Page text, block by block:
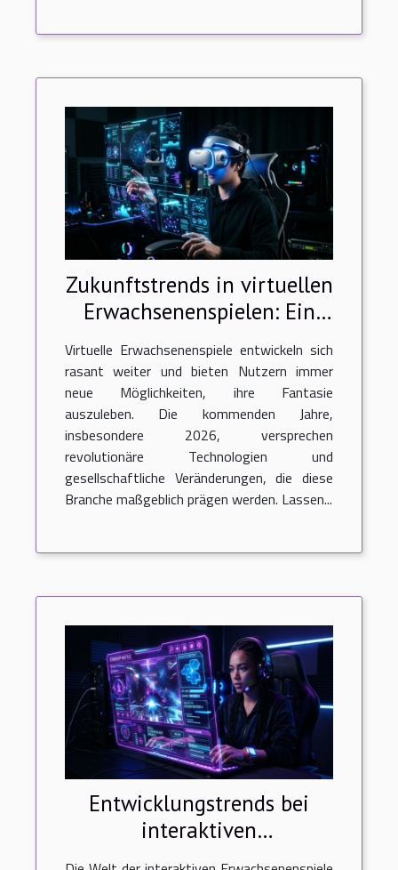
Zukunftstrends in virtuellen
Erwachsenenspielen: Ein
Ausblick auf 2026
Virtuelle Erwachsenenspiele entwickeln sich
rasant weiter und bieten Nutzern immer
neue Möglichkeiten, ihre Fantasie
auszuleben. Die kommenden Jahre,
insbesondere 2026, versprechen
revolutionäre Technologien und
gesellschaftliche Veränderungen, die diese
Branche maßgeblich prägen werden. Lassen...
Entwicklungstrends bei
interaktiven
Erwachsenenspielen bis